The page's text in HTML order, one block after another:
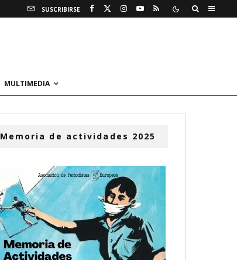
SUSCRIBIRSE
MULTIMEDIA
Memoria de actividades 2025